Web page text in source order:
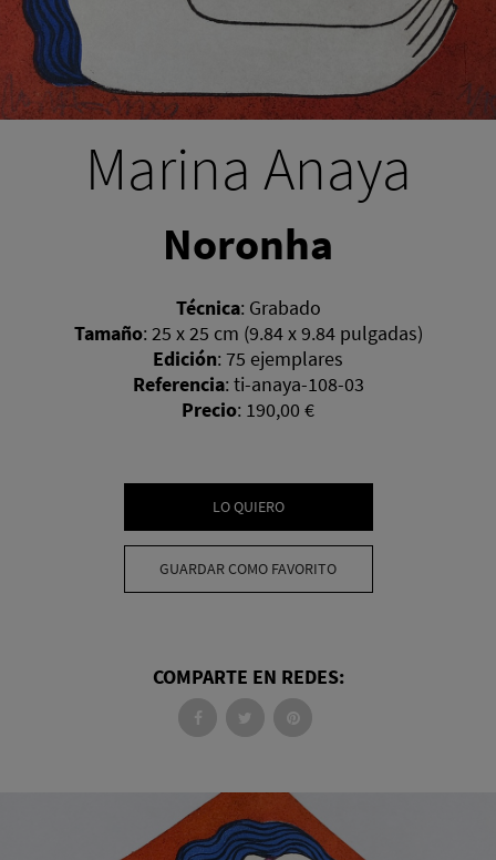
Marina Anaya
Noronha
Técnica: Grabado
Tamaño: 25 x 25 cm (9.84 x 9.84 pulgadas)
Edición: 75 ejemplares
Referencia: ti-anaya-108-03
Precio: 190,00 €
LO QUIERO
GUARDAR COMO FAVORITO
COMPARTE EN REDES: